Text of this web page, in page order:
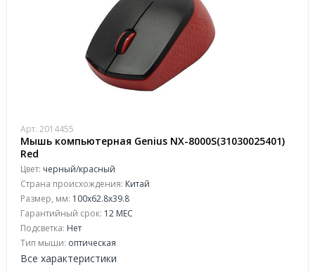
Арт. 2014455
Мышь компьютерная Genius NX-8000S(31030025401)
Red
Цвет: черный/красный
Страна происхождения: Китай
Размер, мм: 100x62.8x39.8
Гарантийный срок: 12 МЕС
Подсветка: Нет
Тип мыши: оптическая
Все характеристики